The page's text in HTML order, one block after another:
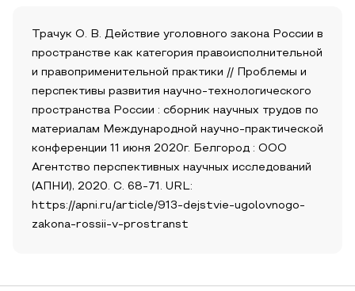
Трачук О. В. Действие уголовного закона России в
пространстве как категория правоисполнительной
и правоприменительной практики // Проблемы и
перспективы развития научно-технологического
пространства России : сборник научных трудов по
материалам Международной научно-практической
конференции 11 июня 2020г. Белгород : ООО
Агентство перспективных научных исследований
(АПНИ), 2020. С. 68-71. URL:
https://apni.ru/article/913-dejstvie-ugolovnogo-
zakona-rossii-v-prostranst